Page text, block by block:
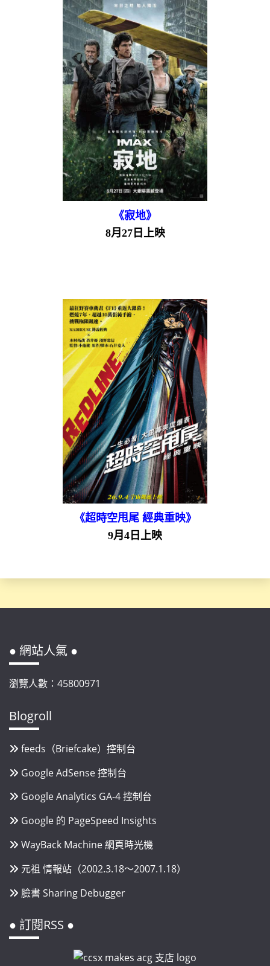
《寂地》
8月27日上映
《超時空甩尾 經典重映》
9月4日上映
● 網站人氣 ●
瀏覽人數：45800971
Blogroll
feeds（Briefcake）控制台
Google AdSense 控制台
Google Analytics GA-4 控制台
Google 的 PageSpeed Insights
WayBack Machine 網頁時光機
元祖 情報站（2002.3.18～2007.1.18）
臉書 Sharing Debugger
● 訂閱RSS ●